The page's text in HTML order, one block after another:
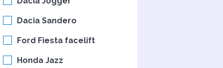
Dacia Sandero
Ford Fiesta facelift
Honda Jazz